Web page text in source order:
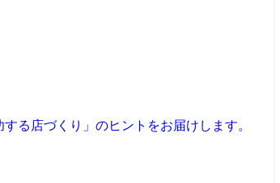
る店づくり」のヒントをお届けします。